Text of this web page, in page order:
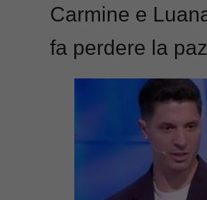
Carmine e
fa perdere la